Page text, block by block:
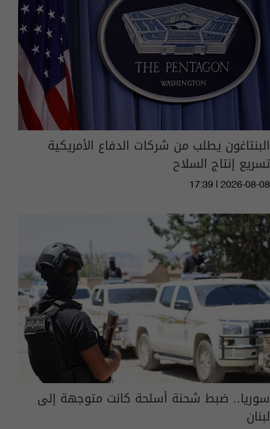
البنتاغون يطلب من شركات الدفاع الأمريكية
تسريع إنتاج السلاح
17:39 | 2026-08-08
سوريا.. ضبط شحنة أسلحة كانت متوجهة إلى
لبنان